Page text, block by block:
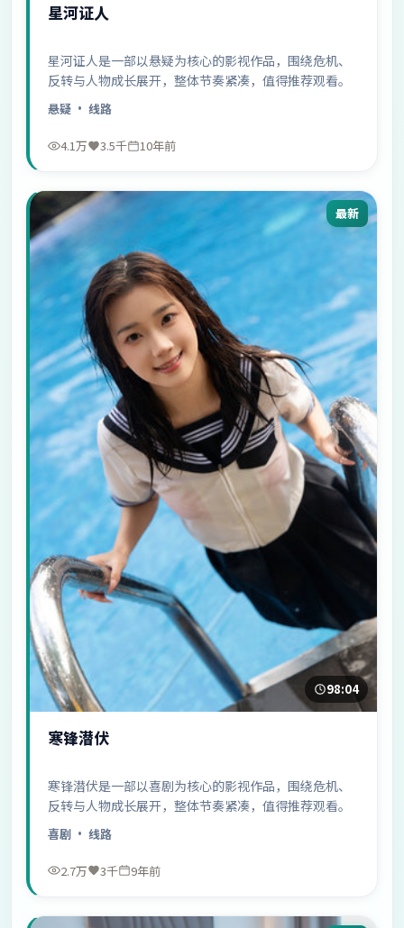
星河证人
星河证人是一部以悬疑为核心的影视作品，围绕危机、
反转与人物成长展开，整体节奏紧凑，值得推荐观看。
悬疑 · 线路
4.1万 3.5千 10年前
最新
98:04
寒锋潜伏
寒锋潜伏是一部以喜剧为核心的影视作品，围绕危机、
反转与人物成长展开，整体节奏紧凑，值得推荐观看。
喜剧 · 线路
2.7万 3千 9年前